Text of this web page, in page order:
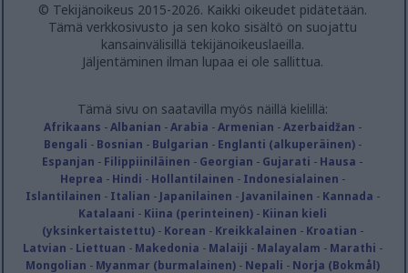
© Tekijänoikeus 2015-2026. Kaikki oikeudet pidätetään.
Tämä verkkosivusto ja sen koko sisältö on suojattu
kansainvälisillä tekijänoikeuslaeilla.
Jäljentäminen ilman lupaa ei ole sallittua.
Tämä sivu on saatavilla myös näillä kielillä:
Afrikaans -Albanian -Arabia -Armenian -Azerbaidžan -
Bengali - Bosnian - Bulgarian - Englanti (alkuperäinen)-
Espanjan - Filippiiniläinen - Georgian - Gujarati - Hausa -
Heprea - Hindi - Hollantilainen - Indonesialainen -
Islantilainen - Italian -Japanilainen -Javanilainen - Kannada -
Katalaani - Kiina (perinteinen)- Kiinan kieli
(yksinkertaistettu)- Korean - Kreikkalainen - Kroatian -
Latvian - Liettuan - Makedonia - Malaiji - Malayalam - Marathi -
Mongolian - Myanmar (burmalainen)- Nepali - Norja (Bokmål)